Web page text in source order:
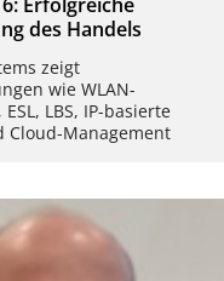
des Handels
zeigt
wie WLAN-
LBS, IP-basierte
Cloud-Management